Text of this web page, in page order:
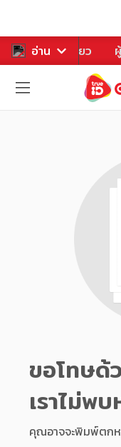
อ่าน
หาร ท่องเที่ยว
ขอโทษด้
เราไม่พ
คุณอาจจะพิมพ์ตก